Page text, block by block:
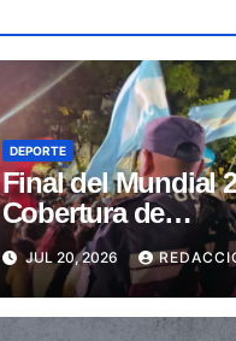
DEPORTE
Final del Mundial
Cobertura de
seguridad en toda
provincia
JUL 20, 2026